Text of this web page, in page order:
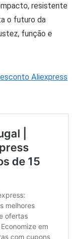
resistente
o futuro da
função e
Aliexpress